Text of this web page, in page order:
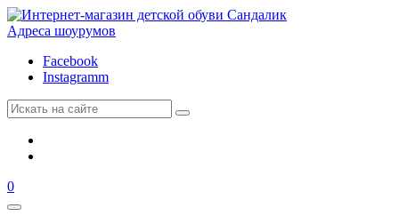
Адреса шоурумов
Facebook
Instagramm
0